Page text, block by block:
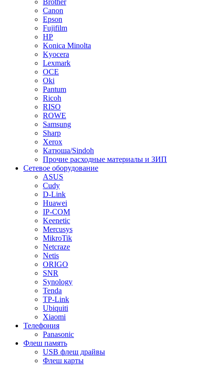
Brother
Canon
Epson
Fujifilm
HP
Konica Minolta
Kyocera
Lexmark
OCE
Oki
Pantum
Ricoh
RISO
ROWE
Samsung
Sharp
Xerox
Катюша/Sindoh
Прочие расходные материалы и ЗИП
Сетевое оборудование
ASUS
Cudy
D-Link
Huawei
IP-COM
Keenetic
Mercusys
MikroTik
Netcraze
Netis
ORIGO
SNR
Synology
Tenda
TP-Link
Ubiquiti
Xiaomi
Телефония
Panasonic
Флеш память
USB флеш драйвы
Флеш карты